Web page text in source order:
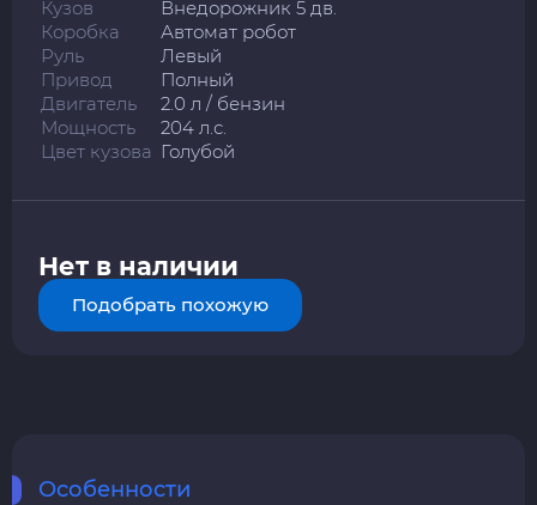
Кузов
Внедорожник 5 дв.
Коробка
Автомат робот
Руль
Левый
Привод
Полный
Двигатель
2.0 л / бензин
Мощность
204 л.с.
Цвет кузова Голубой
Нет в наличии
Подобрать похожую
Особенности